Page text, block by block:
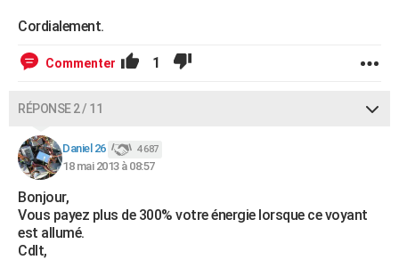
Bricolage
Lifestyle
Culture
Sport
Auto
Television
Voyage
Cinema
Cordialement.
Commenter 1
RÉPONSE 2 / 11
Daniel 26 4 687
18 mai 2013 à 08:57
Bonjour,
Vous payez plus de 300% votre énergie lorsque ce voyant
est allumé.
Cdlt,